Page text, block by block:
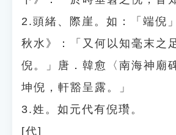
2.頭緒、際崖。如：「端倪
秋水》：「又何以知毫末之
倪。」唐．韓愈〈南海神廟
坤倪，軒豁呈露。」
3.姓。如元代有倪瓚。
[代]